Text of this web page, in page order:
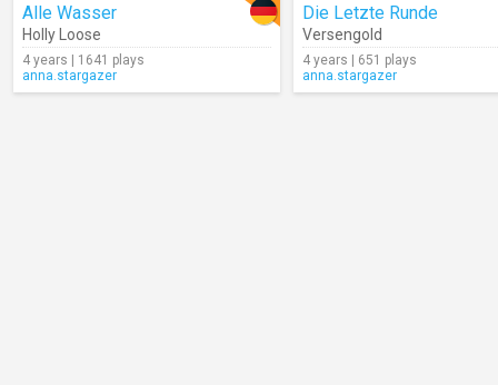
Alle Wasser
Holly Loose
4 years | 1641 plays
anna.stargazer
Die Letzte Runde
Versengold
4 years | 651 plays
anna.stargazer